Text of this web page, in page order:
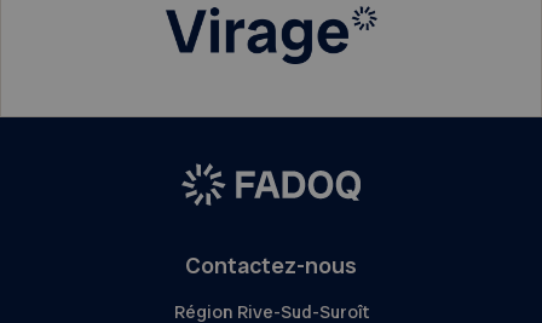
Contactez-nous
Région Rive-Sud-Suroît